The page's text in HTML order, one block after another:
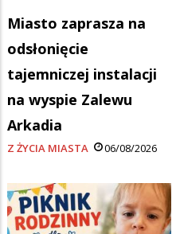
Miasto zaprasza na
odsłonięcie
tajemniczej instalacji
na wyspie Zalewu
Arkadia
Z ŻYCIA MIASTA 06/08/2026